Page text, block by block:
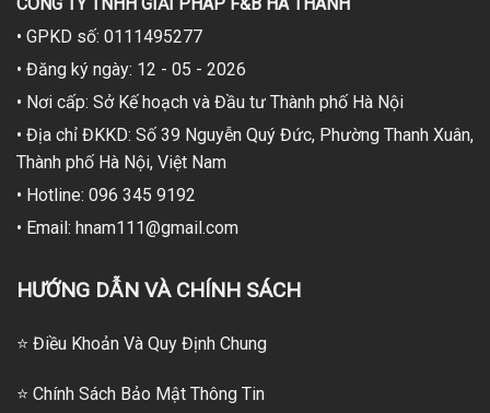
• GPKD số: 0111495277
• Đăng ký ngày: 12 - 05 - 2026
• Nơi cấp: Sở Kế hoạch và Đầu tư Thành phố Hà Nội
• Địa chỉ ĐKKD: Số 39 Nguyễn Quý Đức, Phường Thanh Xuân,
Thành phố Hà Nội, Việt Nam
• Hotline: 096 345 9192
• Email: hnam111@gmail.com
HƯỚNG DẪN VÀ CHÍNH SÁCH
⭐ Điều Khoản Và Quy Định Chung
⭐ Chính Sách Bảo Mật Thông Tin